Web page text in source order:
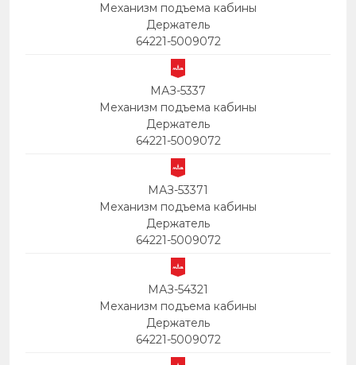
Механизм подъема кабины
Держатель
64221-5009072
МАЗ-5337
Механизм подъема кабины
Держатель
64221-5009072
МАЗ-53371
Механизм подъема кабины
Держатель
64221-5009072
МАЗ-54321
Механизм подъема кабины
Держатель
64221-5009072